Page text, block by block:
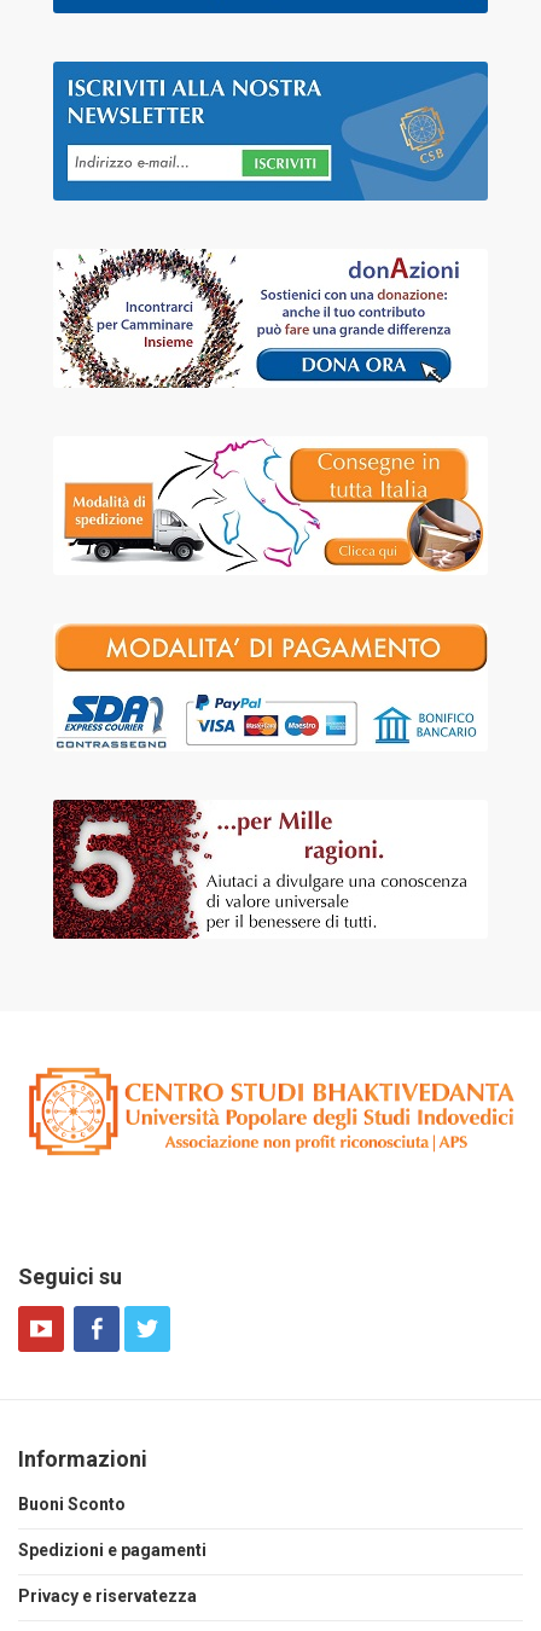
Seguici su
Informazioni
Buoni Sconto
Spedizioni e pagamenti
Privacy e riservatezza